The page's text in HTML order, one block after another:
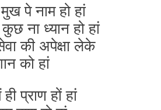
पे नाम हो हां
ना ध्यान हो हां
की अपेक्षा लेके
को हां
प्राण हों हां